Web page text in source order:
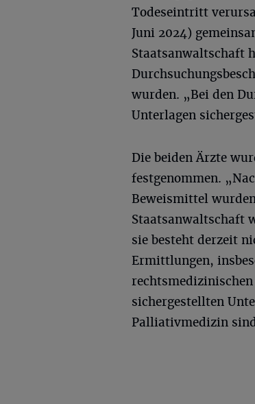
Todeseintritt
Juni 2024)
Staatsanwaltschaft
wurden. „Bei den
Unterlagen
Die beiden Ärzte
festgenommen.
Beweismittel
Staatsanwaltschaft
sie besteht derzeit
Ermittlungen,
sichergestellten
Palliativmedizin